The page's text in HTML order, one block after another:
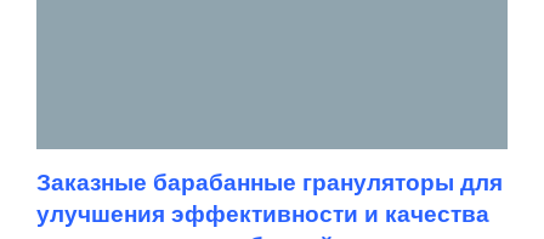
Заказные барабанные грануляторы для
улучшения эффективности и качества